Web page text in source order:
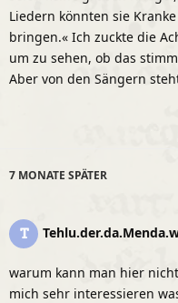
Liedern könnten sie
bringen.« Ich zuckte die
um zu sehen, ob das
Aber von den Sängern
7 MONATE SPÄTER
T
warum kann man hier
mich sehr interessieren